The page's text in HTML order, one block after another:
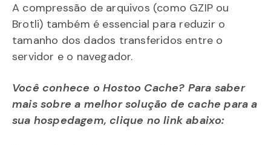
A compressão de arquivos (como GZIP ou
Brotli) também é essencial para reduzir o
tamanho dos dados transferidos entre o
servidor e o navegador.
Você conhece o Hostoo Cache? Para saber
mais sobre a melhor solução de cache para a
sua hospedagem, clique no link abaixo: